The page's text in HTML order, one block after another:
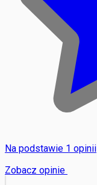
Na podstawie 1 opinii
Zobacz opinie